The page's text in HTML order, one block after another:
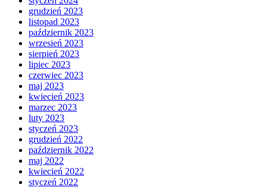
grudzień 2023
listopad 2023
październik 2023
wrzesień 2023
sierpień 2023
lipiec 2023
czerwiec 2023
maj 2023
kwiecień 2023
marzec 2023
luty 2023
styczeń 2023
grudzień 2022
październik 2022
maj 2022
kwiecień 2022
styczeń 2022